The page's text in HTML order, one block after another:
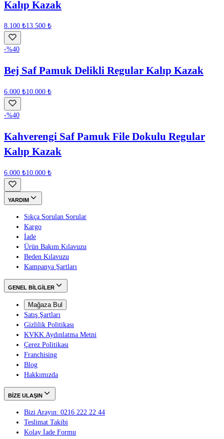
Kalıp Kazak
8.100 ₺13.500 ₺
-%40
Bej Saf Pamuk Delikli Regular Kalıp Kazak
6.000 ₺10.000 ₺
-%40
Kahverengi Saf Pamuk File Dokulu Regular
Kalıp Kazak
6.000 ₺10.000 ₺
YARDIM
Sıkça Sorulan Sorular
Kargo
İade
Ürün Bakım Kılavuzu
Beden Kılavuzu
Kampanya Şartları
GENEL BİLGİLER
Mağaza Bul
Satış Şartları
Gizlilik Politikası
KVKK Aydınlatma Metni
Çerez Politikası
Franchising
Blog
Hakkımızda
BİZE ULAŞIN
Bizi Arayın: 0216 222 22 44
Teslimat Takibi
Kolay İade Formu